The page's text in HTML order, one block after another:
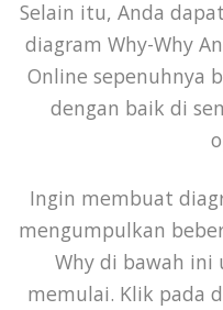
Selain itu, Anda
diagram Why-Why
Online sepenuhnya
dengan baik di
Ingin membuat
mengumpulkan
Why di bawah
memulai. Klik pada